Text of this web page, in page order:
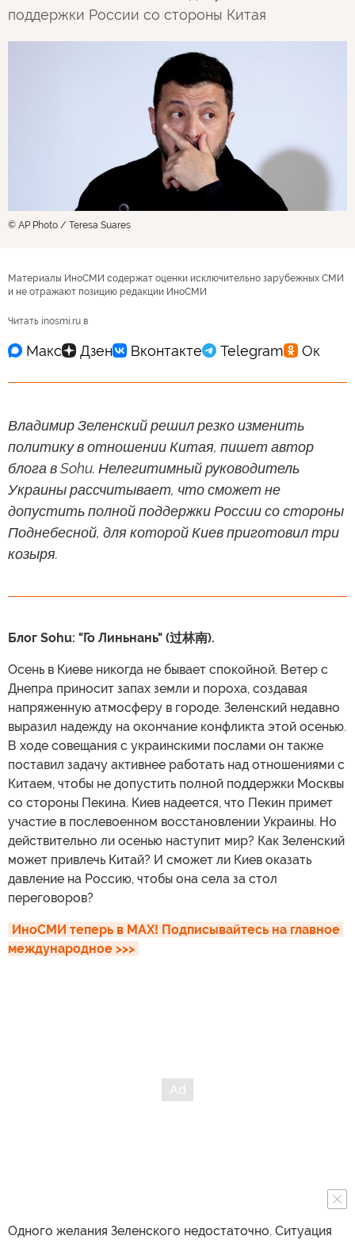
поддержки России со стороны Китая
© AP Photo / Teresa Suares
Материалы ИноСМИ содержат оценки исключительно зарубежных СМИ
и не отражают позицию редакции ИноСМИ
Читать inosmi.ru в
Владимир Зеленский решил резко изменить
политику в отношении Китая, пишет автор
блога в Sohu. Нелегитимный руководитель
Украины рассчитывает, что сможет не
допустить полной поддержки России со стороны
Поднебесной, для которой Киев приготовил три
козыря.
Блог Sohu: "Го Линьнань" (过林南).
Осень в Киеве никогда не бывает спокойной. Ветер с
Днепра приносит запах земли и пороха, создавая
напряженную атмосферу в городе. Зеленский недавно
выразил надежду на окончание конфликта этой осенью.
В ходе совещания с украинскими послами он также
поставил задачу активнее работать над отношениями с
Китаем, чтобы не допустить полной поддержки Москвы
со стороны Пекина. Киев надеется, что Пекин примет
участие в послевоенном восстановлении Украины. Но
действительно ли осенью наступит мир? Как Зеленский
может привлечь Китай? И сможет ли Киев оказать
давление на Россию, чтобы она села за стол
переговоров?
ИноСМИ теперь в MAX! Подписывайтесь на главное
международное >>>
Одного желания Зеленского недостаточно. Ситуация